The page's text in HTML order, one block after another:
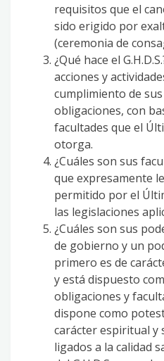
requisitos que el
sido erigido por
(ceremonia de
¿Qué hace el
acciones y
cumplimiento de
obligaciones, con
facultades que el
otorga.
¿Cuáles son sus
que expresamente
permitido por el
las legislaciones
¿Cuáles son sus
de gobierno y un
primero es de
y está dispuesto
obligaciones y
dispone como
carácter espiritual y
ligados a la calidad